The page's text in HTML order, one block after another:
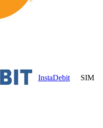
InstaDebit SIM